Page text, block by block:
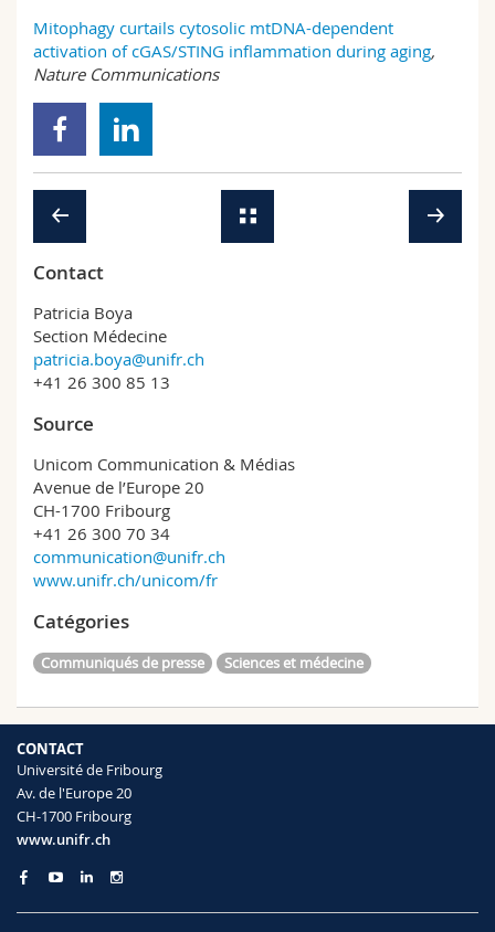
Mitophagy curtails cytosolic mtDNA-dependent
activation of cGAS/STING inflammation during aging,
Nature Communications
Contact
Patricia Boya
Section Médecine
patricia.boya@unifr.ch
+41 26 300 85 13
Source
Unicom Communication & Médias
Avenue de l’Europe 20
CH-1700 Fribourg
+41 26 300 70 34
communication@unifr.ch
www.unifr.ch/unicom/fr
Catégories
Communiqués de presse Sciences et médecine
CONTACT
Université de Fribourg
Av. de l'Europe 20
CH-1700 Fribourg
www.unifr.ch